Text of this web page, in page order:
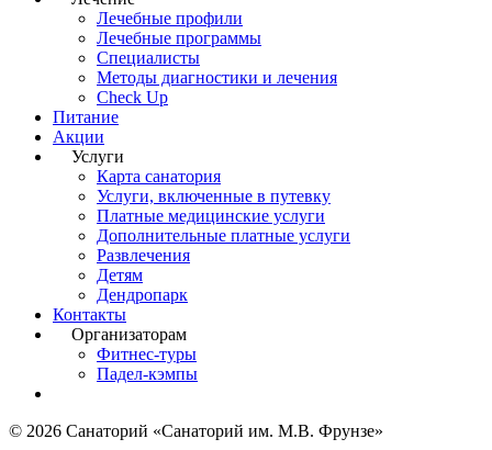
Лечебные профили
Лечебные программы
Специалисты
Методы диагностики и лечения
Check Up
Питание
Акции
Услуги
Карта санатория
Услуги, включенные в путевку
Платные медицинские услуги
Дополнительные платные услуги
Развлечения
Детям
Дендропарк
Контакты
Организаторам
Фитнес-туры
Падел-кэмпы
© 2026 Санаторий «Санаторий им. М.В. Фрунзе»